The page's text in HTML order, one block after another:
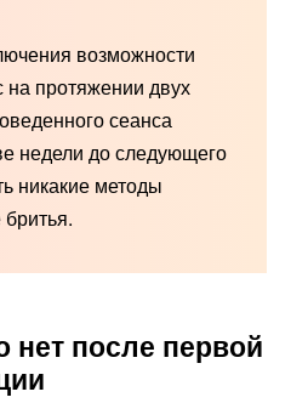
возможности
на протяжении двух
сеанса
недели до следующего
никакие методы
нет после первой